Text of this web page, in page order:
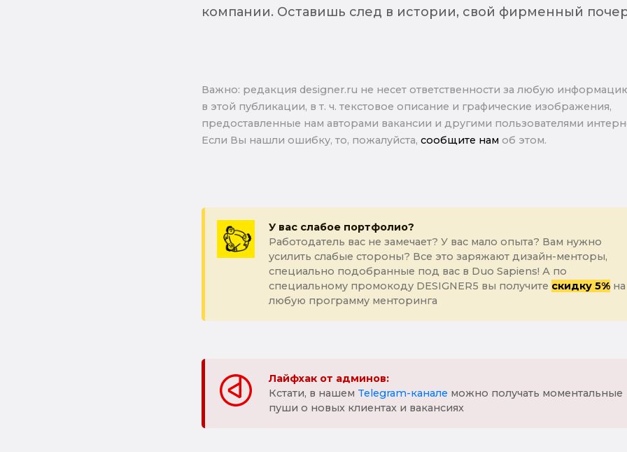
компании. Оставишь след в истории, свой фирменный
Важно: pедакция designer.ru не несет ответственности за любую
в этой публикации, в т. ч. текстовое описание и графические изображения,
предоставленные нам авторами вакансии и другими пользователями
Если Вы нашли ошибку, то, пожалуйста, сообщите нам об этом.
У вас слабое портфолио?
Работодатель вас не замечает? У вас мало опыта? Вам нужно
усилить слабые стороны? Все это заряжают дизайн-менторы,
специально подобранные под вас в Duo Sapiens! А по
специальному промокоду DESIGNER5 вы получите скидку 5%на
любую программу менторинга
Лайфхак от админов:
Кстати, в нашем Telegram-канале можно получать моментальные
пуши о новых клиентах и вакансиях